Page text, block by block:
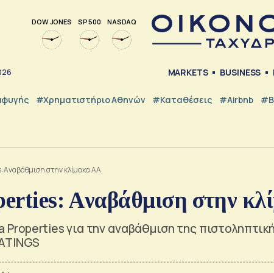
DOW JONES SP 500 NASDAQ
MARKETS BUSINESS
#Χρηματιστήριο Αθηνών #Καταθέσεις #Airbnb
Aναβάθμιση στην κλίμακα ΑA
Aναβάθμιση στην
Properties για την αναβάθμιση της